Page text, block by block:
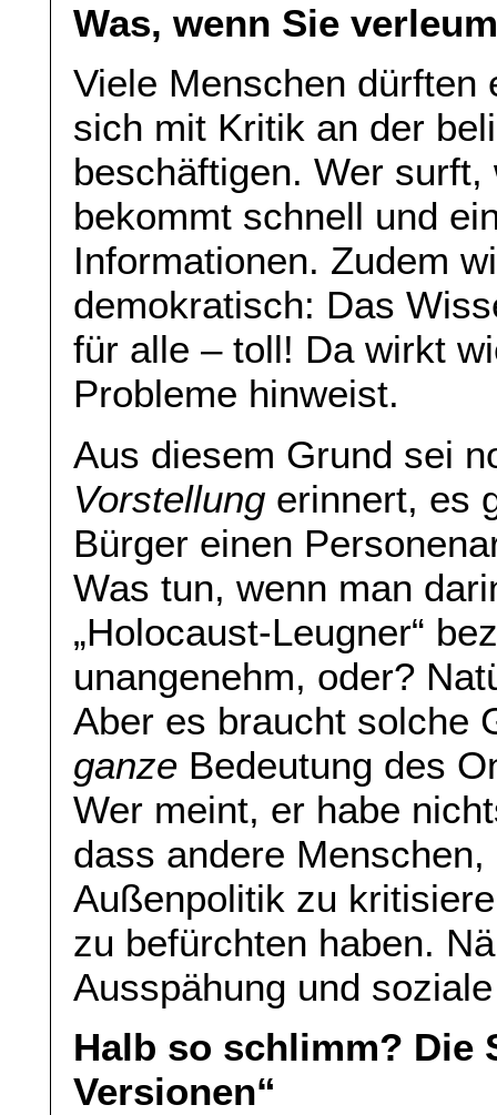
Was, wenn Sie
Viele Menschen dürften
sich mit Kritik an der
beschäftigen. Wer
bekommt schnell und
Informationen. Zudem
demokratisch: Das
für alle – toll! Da wirkt
Probleme hinweist.
Aus diesem Grund sei
Vorstellung erinnert, es
Bürger einen
Was tun, wenn man
„Holocaust-Leugner“
unangenehm, oder?
Aber es braucht solche
ganze Bedeutung des
Wer meint, er habe
dass andere
Außenpolitik zu
zu befürchten haben.
Ausspähung und
Halb so schlimm? Die
Versionen“